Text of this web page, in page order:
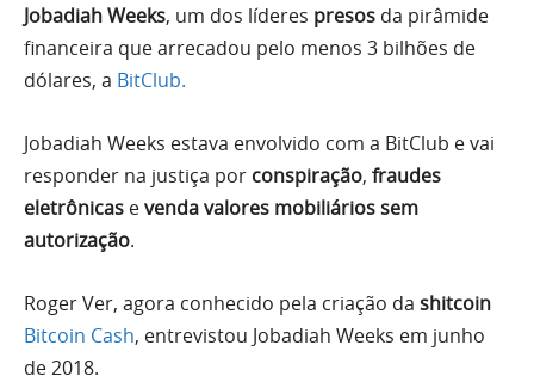
Jobadiah Weeks, um dos líderes presos da pirâmide
financeira que arrecadou pelo menos 3 bilhões de
dólares, a BitClub.
Jobadiah Weeks estava envolvido com a BitClub e vai
responder na justiça por conspiração, fraudes
eletrônicas evenda valores mobiliários sem
autorização.
Roger Ver, agora conhecido pela criação da shitcoin
Bitcoin Cash, entrevistou Jobadiah Weeks em junho
de 2018.